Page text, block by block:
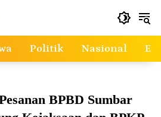
Politik Nasional
BPBD Sumbar